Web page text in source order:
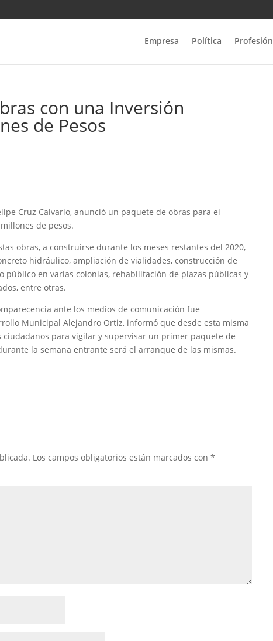
Empresa Política Profesión
con una Inversión
de Pesos
Cruz Calvario, anunció un paquete de obras para el
de pesos.
obras, a construirse durante los meses restantes del 2020,
hidráulico, ampliación de vialidades, construcción de
en varias colonias, rehabilitación de plazas públicas y
entre otras.
ante los medios de comunicación fue
Municipal Alejandro Ortiz, informó que desde esta misma
para vigilar y supervisar un primer paquete de
la semana entrante será el arranque de las mismas.
Los campos obligatorios están marcados con*